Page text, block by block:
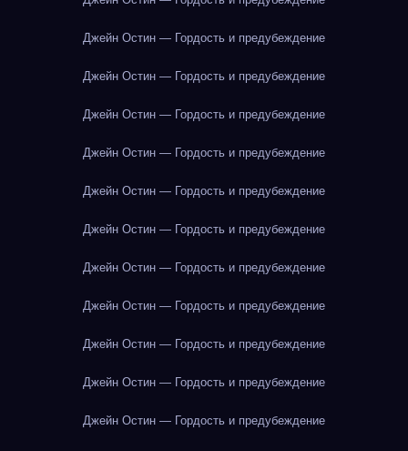
Джейн Остин — Гордость и предубеждение
Джейн Остин — Гордость и предубеждение
Джейн Остин — Гордость и предубеждение
Джейн Остин — Гордость и предубеждение
Джейн Остин — Гордость и предубеждение
Джейн Остин — Гордость и предубеждение
Джейн Остин — Гордость и предубеждение
Джейн Остин — Гордость и предубеждение
Джейн Остин — Гордость и предубеждение
Джейн Остин — Гордость и предубеждение
Джейн Остин — Гордость и предубеждение